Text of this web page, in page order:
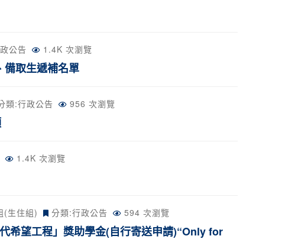
公告 1.4K 次瀏覽
備取生遞補名單
類:行政公告 956 次瀏覽
1.4K 次瀏覽
(生住組) 分類:行政公告 594 次瀏覽
希望工程」獎助學金(自行寄送申請)“Only for